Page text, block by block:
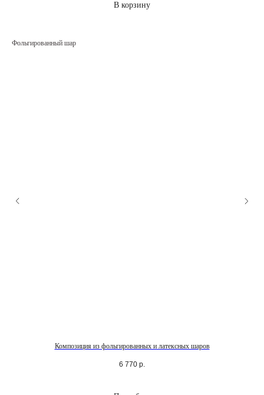
В корзину
Фольгированный шар
Композиция из фольгированных и латексных шаров
6 770 р.